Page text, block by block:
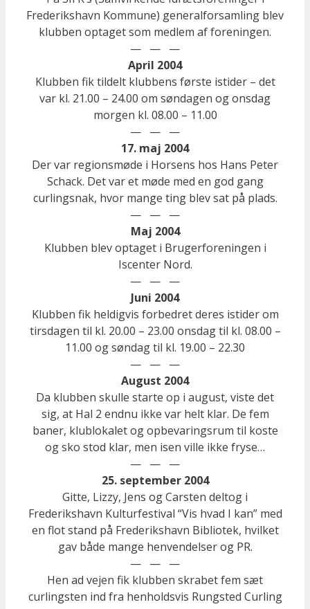
Frederikshavn Kommune) generalforsamling blev
klubben optaget som medlem af foreningen.
— — —
April 2004
Klubben fik tildelt klubbens første istider – det
var kl. 21.00 – 24.00 om søndagen og onsdag
morgen kl. 08.00 – 11.00
— — —
17. maj 2004
Der var regionsmøde i Horsens hos Hans Peter
Schack. Det var et møde med en god gang
curlingsnak, hvor mange ting blev sat på plads.
— — —
Maj 2004
Klubben blev optaget i Brugerforeningen i
Iscenter Nord.
— — —
Juni 2004
Klubben fik heldigvis forbedret deres istider om
tirsdagen til kl. 20.00 – 23.00 onsdag til kl. 08.00 –
11.00 og søndag til kl. 19.00 – 22.30
— — —
August 2004
Da klubben skulle starte op i august, viste det
sig, at Hal 2 endnu ikke var helt klar. De fem
baner, klublokalet og opbevaringsrum til koste
og sko stod klar, men isen ville ikke fryse…
— — —
25. september 2004
Gitte, Lizzy, Jens og Carsten deltog i
Frederikshavn Kulturfestival “Vis hvad I kan” med
en flot stand på Frederikshavn Bibliotek, hvilket
gav både mange henvendelser og PR.
— — —
Hen ad vejen fik klubben skrabet fem sæt
curlingsten ind fra henholdsvis Rungsted Curling